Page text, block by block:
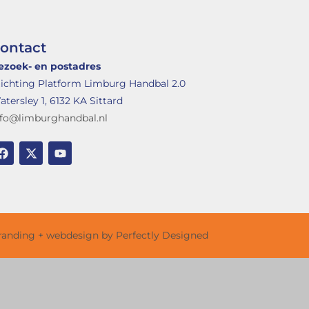
en postadres
Platform Limburg Handbal 2.0
1, 6132 KA Sittard
+ webdesign by Perfectly Designed